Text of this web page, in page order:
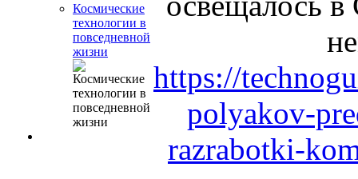
Космические
технологии в
повседневной
жизни
https://
polyakov-
razrabotki-